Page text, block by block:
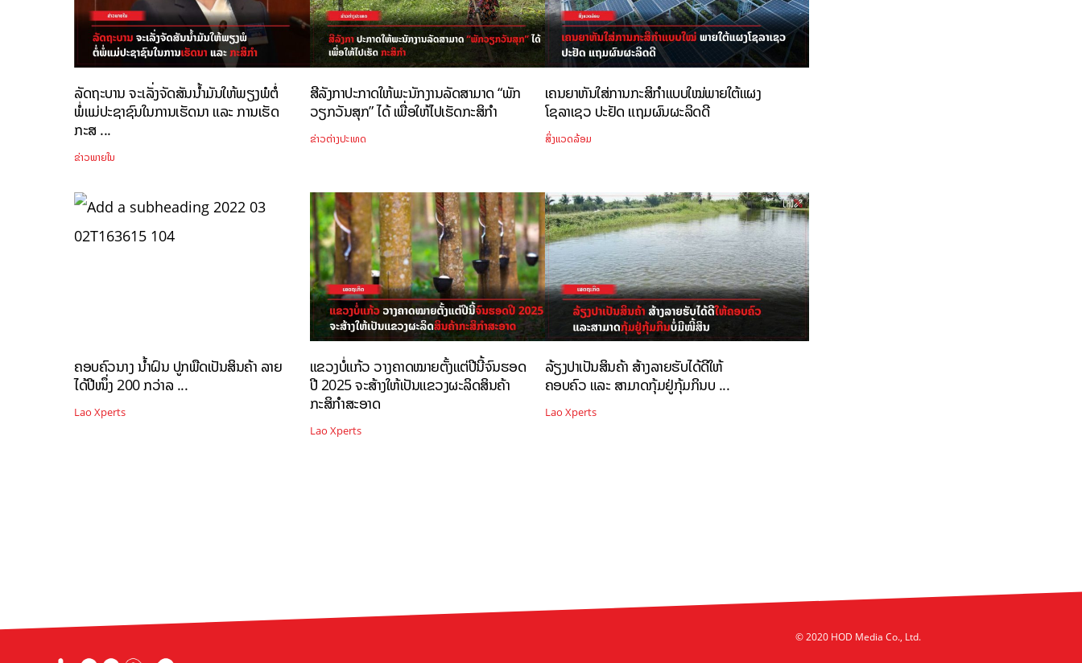
ລັດຖະບານ ຈະເລັ່ງຈັດສັນນ້ຳມັນໃຫ້ພຽງພໍຕໍ່
ພໍ່ແມ່ປະຊາຊົນໃນການເຮັດນາ ແລະ ການເຮັດ
ກະສ ...
ຂ່າວພາຍໃນ
ສີລັງກາປະກາດໃຫ້ພະນັກງານລັດສາມາດ “ພັກ
ວຽກວັນສຸກ” ໄດ້ ເພື່ອໃຫ້ໄປເຮັດກະສິກໍາ
ຂ່າວຕ່າງປະເທດ
ເຄນຍາຫັນໃສ່ການກະສິກຳແບບໃໝ່ພາຍໃຕ້ແຜງ
ໂຊລາເຊວ ປະຢັດ ແຖມຜົນຜະລິດດີ
ສິ່ງແວດລ້ອມ
ຄອບຄົວນາງ ນ້ຳຝົນ ປູກພືດເປັນສິນຄ້າ ລາຍ
ໄດ້ປີໜຶ່ງ 200 ກວ່າລ ...
Lao Xperts
ແຂວງບໍ່ແກ້ວ ວາງຄາດໝາຍຕັ້ງແຕ່ປີນີ້ຈົນຮອດ
ປີ 2025 ຈະສ້າງໃຫ້ເປັນແຂວງຜະລິດສິນຄ້າ
ກະສິກຳສະອາດ
Lao Xperts
ລ້ຽງປາເປັນສິນຄ້າ ສ້າງລາຍຮັບໄດ້ດີໃຫ້
ຄອບຄົວ ແລະ ສາມາດກຸ້ມຢູ່ກຸ້ມກິນບ ...
Lao Xperts
© 2020 HOD Media Co., Ltd.